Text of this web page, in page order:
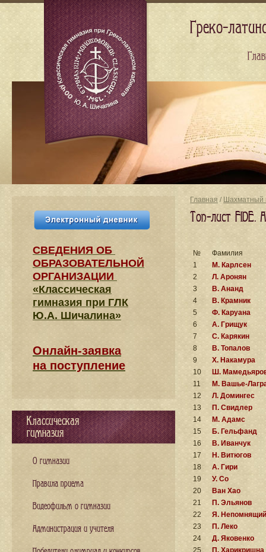
Главная / Шахматный
Топ-лист FIDE.
№
Фамилия
1
М. Карлсен
2
Л. Аронян
3
В. Ананд
4
В. Крамник
5
Ф. Каруана
6
А. Грищук
7
С. Карякин
8
В. Топалов
9
Х. Накамура
10
Ш.
11
М. Вашье-
12
Л. Домингес
13
П. Свидлер
14
М. Адамс
15
Б. Гельфанд
16
В. Иванчук
17
Н. Витюгов
18
А. Гири
19
У. Со
20
Ван Хао
21
П. Эльянов
22
Я. Непомнящий
23
П. Леко
24
Д. Яковенко
25
П. Харикришна
СВЕДЕНИЯ​ ОБ
ОБРАЗОВАТЕЛЬНОЙ
ОРГАНИЗАЦИИ
«Классическая
гимназия при ГЛК
Ю.А. Шичалина»
Онлайн-заявка
на поступление
Классическая
гимназия
О гимназии
Правила приема
Видеофильм о гимназии
Администрация и учителя
Греко-